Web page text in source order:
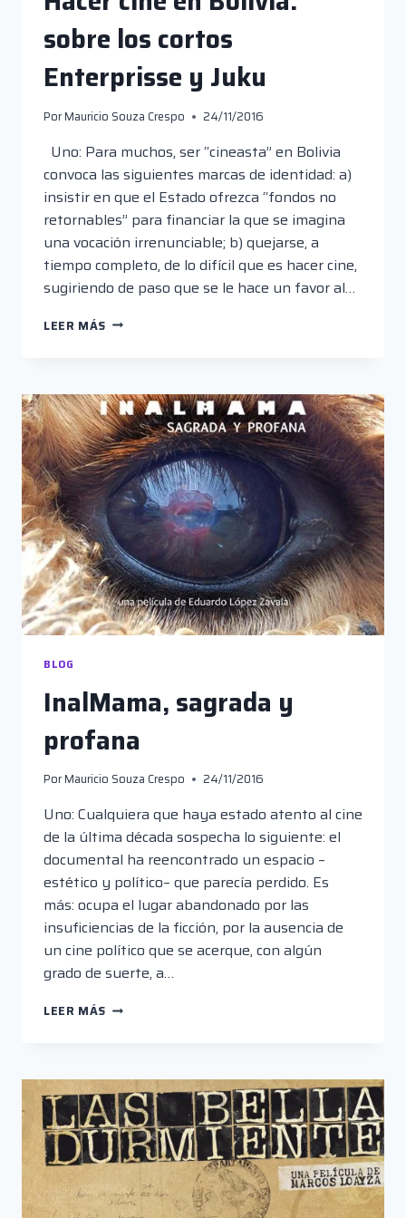
sobre los cortos
Enterprisse y Juku
PorMauricio Souza Crespo 24/11/2016
Uno: Para muchos, ser “cineasta” en Bolivia
convoca las siguientes marcas de identidad: a)
insistir en que el Estado ofrezca “fondos no
retornables” para financiar la que se imagina
una vocación irrenunciable; b) quejarse, a
tiempo completo, de lo difícil que es hacer cine,
sugiriendo de paso que se le hace un favor al…
LEER MÁS HACER
SOBRE
LOS
CORTOS
ENTERPRISSE
Y
JUKU
BLOG
InalMama, sagrada y
profana
PorMauricio Souza Crespo 24/11/2016
Uno: Cualquiera que haya estado atento al cine
de la última década sospecha lo siguiente: el
documental ha reencontrado un espacio –
estético y político– que parecía perdido. Es
más: ocupa el lugar abandonado por las
insuficiencias de la ficción, por la ausencia de
un cine político que se acerque, con algún
grado de suerte, a…
LEER MÁS INALMAMA,